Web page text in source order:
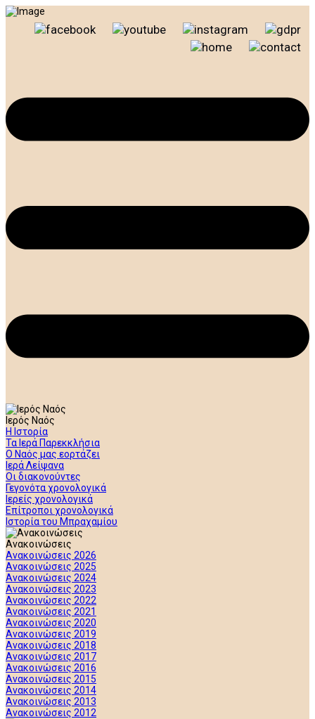
Ιερός Ναός
Η Ιστορία
Τα Ιερά Παρεκκλήσια
Ο Ναός μας εορτάζει
Ιερά Λείψανα
Οι διακονούντες
Γεγονότα χρονολογικά
Ιερείς χρονολογικά
Επίτροποι χρονολογικά
Ιστορία του Μπραχαμίου
Ανακοινώσεις
Ανακοινώσεις 2026
Ανακοινώσεις 2025
Ανακοινώσεις 2024
Ανακοινώσεις 2023
Ανακοινώσεις 2022
Ανακοινώσεις 2021
Ανακοινώσεις 2020
Ανακοινώσεις 2019
Ανακοινώσεις 2018
Ανακοινώσεις 2017
Ανακοινώσεις 2016
Ανακοινώσεις 2015
Ανακοινώσεις 2014
Ανακοινώσεις 2013
Ανακοινώσεις 2012